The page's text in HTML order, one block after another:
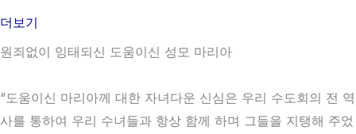
더보기
원죄없이 잉태되신 도움이신 성모 마리아
“도움이신 마리아께 대한 자녀다운 신심은 우리 수도회의 전 역
사를 통하여 우리 수녀들과 항상 함께 하며 그들을 지탱해 주었